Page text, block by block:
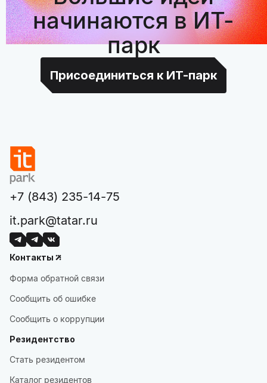
начинаются в ИТ-
парк
Присоединиться к ИТ-парк
+7 (843) 235-14-75
it.park@tatar.ru
Контакты
Форма обратной связи
Сообщить об ошибке
Сообщить о коррупции
Резидентство
Стать резидентом
Каталог резидентов